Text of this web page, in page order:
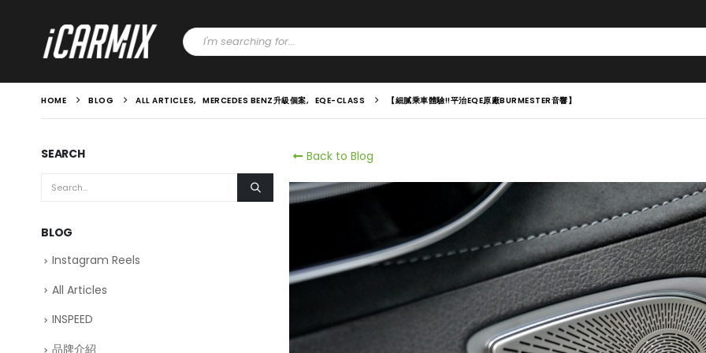
HOME BLOG ALL ARTICLES, MERCEDES BENZ升級個案, EQE-CLASS 【細膩乘車體驗!!平治EQE原廠BURMESTER音響】
Back to Blog
SEARCH
BLOG
Instagram Reels
All Articles
INSPEED
品牌介紹